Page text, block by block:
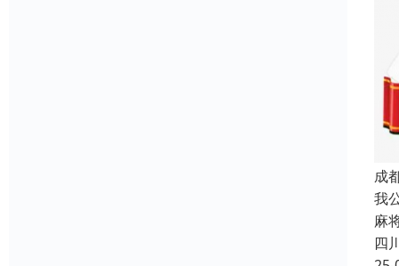
成
我
麻
四